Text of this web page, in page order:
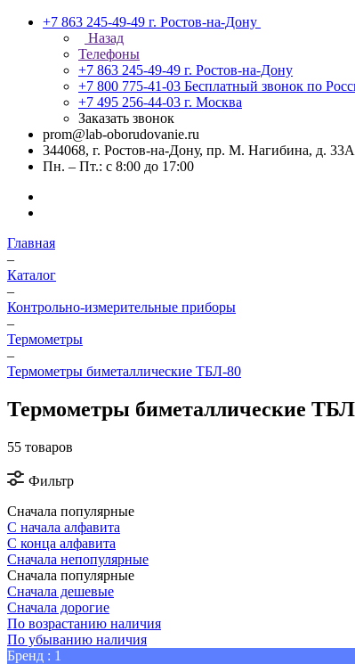
+7 863 245-49-49 г. Ростов-на-Дону
Назад
Телефоны
+7 863 245-49-49 г. Ростов-на-Дону
+7 800 775-41-03 Бесплатный звонок по
+7 495 256-44-03 г. Москва
Заказать звонок
prom@lab-oborudovanie.ru
344068, г. Ростов-на-Дону, пр. М. Нагибина, д.
Пн. – Пт.: с 8:00 до 17:00
Главная
–
Каталог
–
Контрольно-измерительные приборы
–
Термометры
–
Термометры биметаллические ТБЛ-80
Термометры биметаллические
55 товаров
Фильтр
Сначала популярные
С начала алфавита
С конца алфавита
Сначала непопулярные
Сначала популярные
Сначала дешевые
Сначала дорогие
По возрастанию наличия
По убыванию наличия
Бренд : 1